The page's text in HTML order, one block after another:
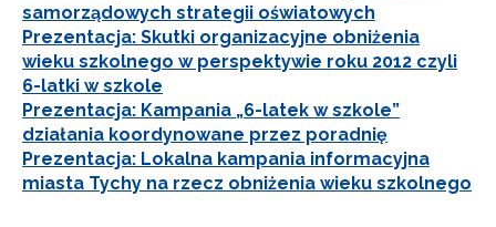
samorządowych strategii oświatowych
Prezentacja: Skutki organizacyjne obniżenia
wieku szkolnego w perspektywie roku 2012 czyli
6-latki w szkole
Prezentacja: Kampania „6-latek w szkole”
działania koordynowane przez poradnię
Prezentacja: Lokalna kampania informacyjna
miasta Tychy na rzecz obniżenia wieku szkolnego